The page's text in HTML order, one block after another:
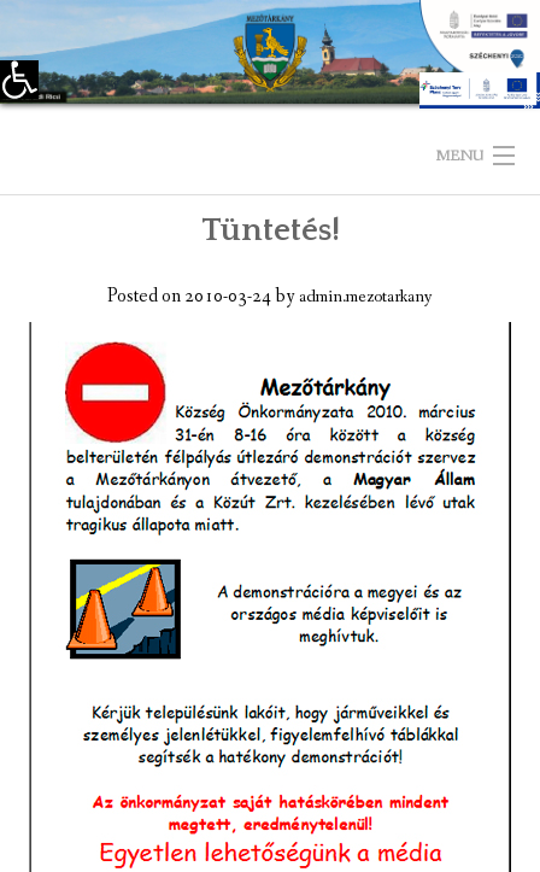
Eszköztár megnyitása
MENU
TELEPÜLÉSÜNKRŐL
LÁTNIVALÓK
KAPCSOLAT
ÖNKORMÁNYZAT
KÉPVISELŐ-TESTÜLET
VÁLASZTÁSI INFORMÁCIÓK
NEMZETISÉGI ÖNKORMÁNYZAT
PÁLYÁZATOK
HIRDETMÉNYEK
ÓVODA ÉS MINI BÖLCSŐDE
Tüntetés!
Posted on2010-03-24byadmin.mezotarkany